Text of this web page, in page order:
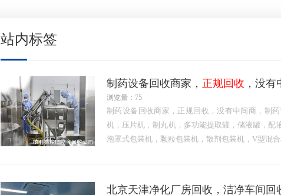
站内标签
制药设备回收商家， 正规回收 ，没
浏览量：75
制药设备回收商家，正规回收，没有中间商，制
机，压片机，制丸机，多功能提取罐，储液罐，配
泡罩式包装机，颗粒包装机，散剂包装机，V型混
北京天津净化厂房回收，洁净车间回